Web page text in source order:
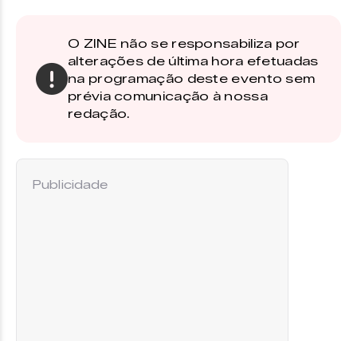
O ZINE não se responsabiliza por
alterações de última hora efetuadas
na programação deste evento sem
prévia comunicação à nossa
redação.
Publicidade